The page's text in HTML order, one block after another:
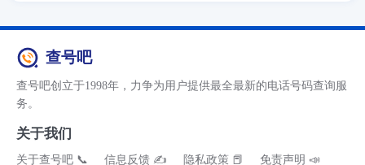
查号吧
查号吧创立于1998年，力争为用户提供最全最新的电话号码查询服
务。
关于我们
关于查号吧 📞 信息反馈 ✍ 隐私政策 📕 免责声明 📣